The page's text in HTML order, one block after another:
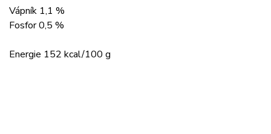
Vápník 1,1 %
Fosfor 0,5 %
Energie 152 kcal/100 g